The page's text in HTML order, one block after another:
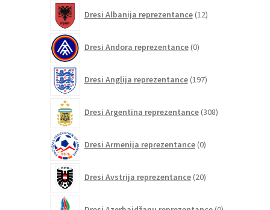
Dresi Albanija reprezentance 12izdelkov
Dresi Andora reprezentance 0izdelkov
Dresi Anglija reprezentance 197izdelkov
Dresi Argentina reprezentance 308izdelkov
Dresi Armenija reprezentance 0izdelkov
Dresi Avstrija reprezentance 20izdelkov